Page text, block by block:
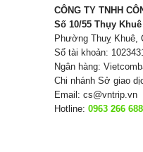
CÔNG TY TNHH
Số 10/55 Thụy Khuê
Phường Thuỵ Khuê,
Số tài khoản:
Ngân hàng:
Chi nhánh Sở giao
Email: cs@vntrip.vn
Hotline: 0963 266 688